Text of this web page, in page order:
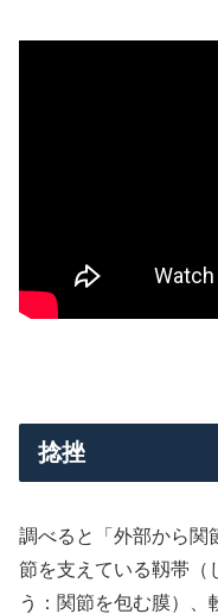
捻挫
調べると「外部から関
節を支えている靱帯（
う：関節を包む膜）、